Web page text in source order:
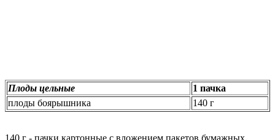
Плоды цельные
1 пачка
плоды боярышника
140 г
140 г - пачки картонные с вложением пакетов бумажных.